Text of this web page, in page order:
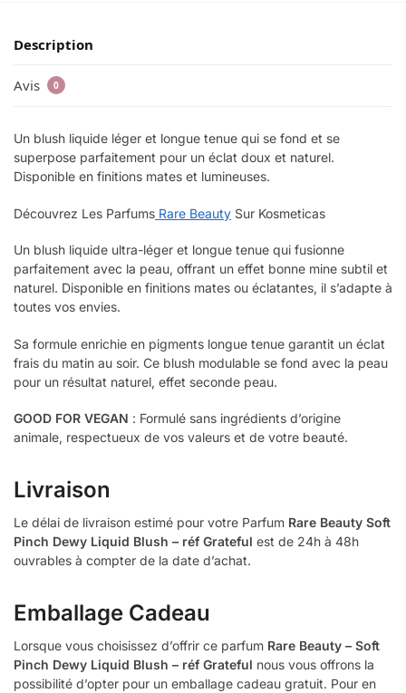
Description
Avis 0
Un blush liquide léger et longue tenue qui se fond et se
superpose parfaitement pour un éclat doux et naturel.
Disponible en finitions mates et lumineuses.
Découvrez Les Parfums Rare Beauty Sur Kosmeticas
Un blush liquide ultra-léger et longue tenue qui fusionne
parfaitement avec la peau, offrant un effet bonne mine subtil et
naturel. Disponible en finitions mates ou éclatantes, il s’adapte à
toutes vos envies.
Sa formule enrichie en pigments longue tenue garantit un éclat
frais du matin au soir. Ce blush modulable se fond avec la peau
pour un résultat naturel, effet seconde peau.
GOOD FOR VEGAN : Formulé sans ingrédients d’origine
animale, respectueux de vos valeurs et de votre beauté.
Livraison
Le délai de livraison estimé pour votre Parfum Rare Beauty Soft
Pinch Dewy Liquid Blush – réf Grateful est de 24h à 48h
ouvrables à compter de la date d’achat.
Emballage Cadeau
Lorsque vous choisissez d’offrir ce parfum Rare Beauty – Soft
Pinch Dewy Liquid Blush – réf Grateful nous vous offrons la
possibilité d’opter pour un emballage cadeau gratuit. Pour en